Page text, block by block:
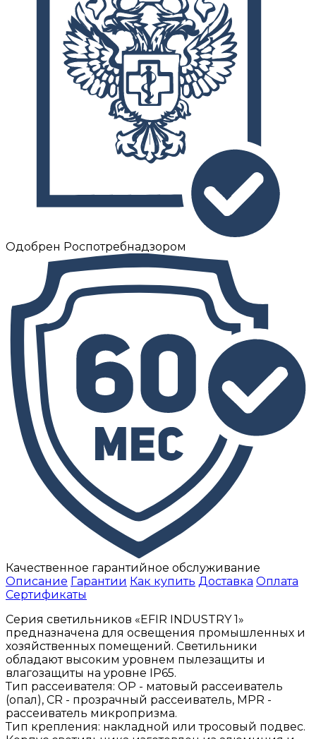
Одобрен Роспотребнадзором
Качественное гарантийное обслуживание
Описание Гарантии Как купить Доставка Оплата
Сертификаты
Серия светильников «EFIR INDUSTRY 1»
предназначена для освещения промышленных и
хозяйственных помещений. Светильники
обладают высоким уровнем пылезащиты и
влагозащиты на уровне IP65.
Тип рассеивателя: ОР - матовый рассеиватель
(опал), CR - прозрачный рассеиватель, MPR -
рассеиватель микропризма.
Тип крепления: накладной или тросовый подвес.